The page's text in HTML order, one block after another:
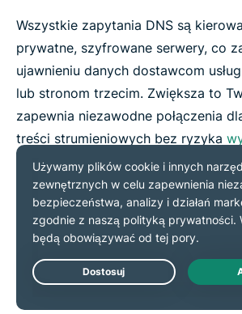
Wszystkie zapytania DNS są
prywatne, szyfrowane serwery, co
ujawnieniu danych dostawcom
lub stronom trzecim. Zwiększa to
zapewnia niezawodne połączenia
treści strumieniowych bez ryzyka
lub wykrycia lokalizacji.
Pobierz